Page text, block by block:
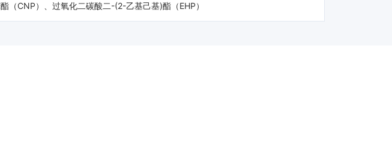
（CNP）、过氧化二碳酸二-(2-乙基己基)酯（EHP）